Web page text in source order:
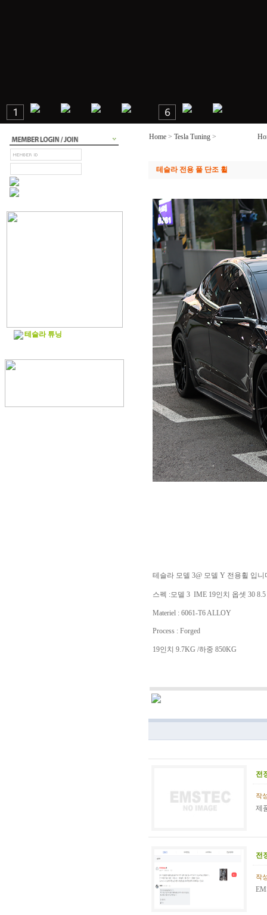
테슬라 튜닝
Home > Tesla Tuning >
테슬라 전용 풀 단조 휠
테슬라 모델 3@ 모델 Y 전용휠 입니
스펙 :모델 3 IME 19인치 옵셋 30
Materiel : 6061-T6 ALLOY
Process : Forged
19인치 9.7KG /하중 850KG
전
작
제
전
작